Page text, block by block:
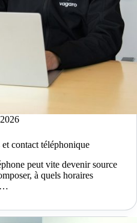
contact téléphonique
peut vite devenir source
à quels horaires